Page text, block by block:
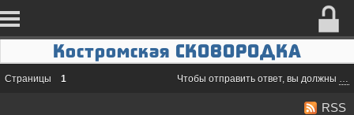
Костромская СКОВОРОДКА
Страницы 1 Чтобы отправить ответ, вы должны
RSS